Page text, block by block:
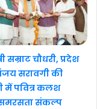
सम्राट चौधरी, प्रदेश
सरावगी की
में पवित्र कलश
समरसता संकल्प